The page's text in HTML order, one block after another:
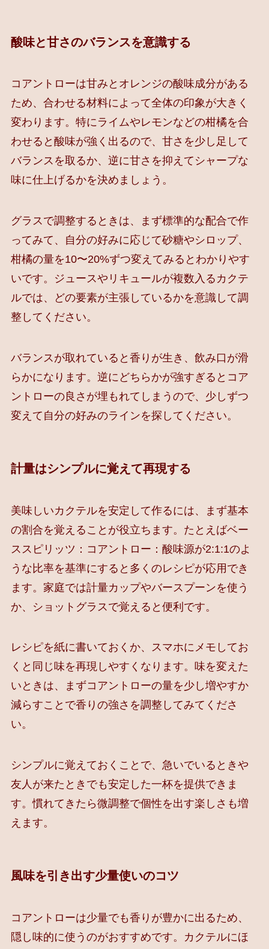
酸味と甘さのバランスを意識する
コアントローは甘みとオレンジの酸味成分がある
ため、合わせる材料によって全体の印象が大きく
変わります。特にライムやレモンなどの柑橘を合
わせると酸味が強く出るので、甘さを少し足して
バランスを取るか、逆に甘さを抑えてシャープな
味に仕上げるかを決めましょう。
グラスで調整するときは、まず標準的な配合で作
ってみて、自分の好みに応じて砂糖やシロップ、
柑橘の量を10〜20%ずつ変えてみるとわかりやす
いです。ジュースやリキュールが複数入るカクテ
ルでは、どの要素が主張しているかを意識して調
整してください。
バランスが取れていると香りが生き、飲み口が滑
らかになります。逆にどちらかが強すぎるとコア
ントローの良さが埋もれてしまうので、少しずつ
変えて自分の好みのラインを探してください。
計量はシンプルに覚えて再現する
美味しいカクテルを安定して作るには、まず基本
の割合を覚えることが役立ちます。たとえばベー
ススピリッツ：コアントロー：酸味源が2:1:1のよ
うな比率を基準にすると多くのレシピが応用でき
ます。家庭では計量カップやバースプーンを使う
か、ショットグラスで覚えると便利です。
レシピを紙に書いておくか、スマホにメモしてお
くと同じ味を再現しやすくなります。味を変えた
いときは、まずコアントローの量を少し増やすか
減らすことで香りの強さを調整してみてくださ
い。
シンプルに覚えておくことで、急いでいるときや
友人が来たときでも安定した一杯を提供できま
す。慣れてきたら微調整で個性を出す楽しさも増
えます。
風味を引き出す少量使いのコツ
コアントローは少量でも香りが豊かに出るため、
隠し味的に使うのがおすすめです。カクテルにほ